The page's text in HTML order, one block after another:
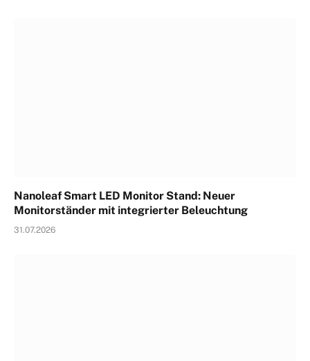
Nanoleaf Smart LED Monitor Stand: Neuer
Monitorständer mit integrierter Beleuchtung
31.07.2026